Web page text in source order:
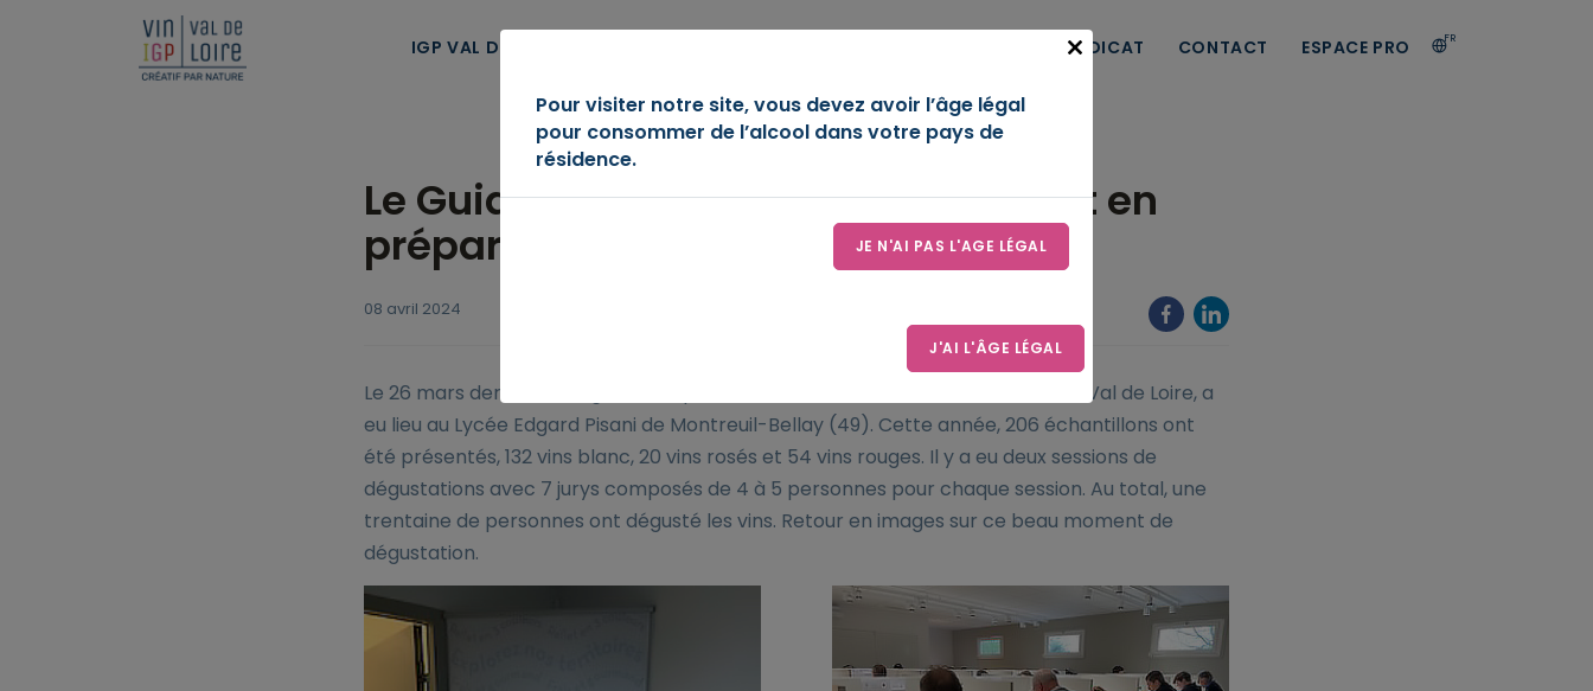
FR
IGP VAL DE LOIRE LE SYNDICAT CONTACT ESPACE PRO
Le Guide Hachette des Vins 2025 est en
préparation !
08 avril 2024
Le 26 mars dernier, la dégustation pour la sélection du Guide Hachette en IGP Val de Loire, a
eu lieu au Lycée Edgard Pisani de Montreuil-Bellay (49). Cette année, 206 échantillons ont
été présentés, 132 vins blanc, 20 vins rosés et 54 vins rouges. Il y a eu deux sessions de
dégustations avec 7 jurys composés de 4 à 5 personnes pour chaque session. Au total, une
trentaine de personnes ont dégusté les vins. Retour en images sur ce beau moment de
dégustation.
Close
Pour visiter notre site, vous devez avoir l’âge légal
pour consommer de l’alcool dans votre pays de
résidence.
JE N'AI PAS L'AGE LÉGAL
J'AI L'ÂGE LÉGAL
Panneau de gestion des cookies